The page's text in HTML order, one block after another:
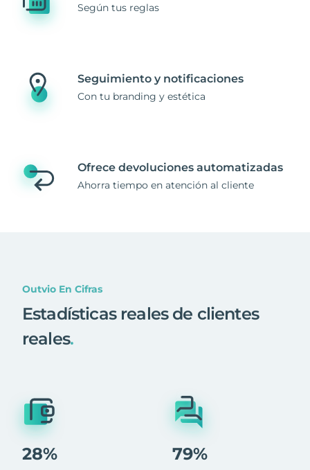
Según tus reglas
Seguimiento y notificaciones
Con tu branding y estética
Ofrece devoluciones automatizadas
Ahorra tiempo en atención al cliente
Outvio En Cifras
Estadísticas reales de clientes
reales.
28% 79%